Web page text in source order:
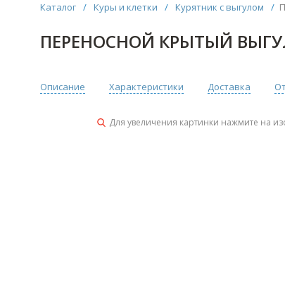
Каталог / Куры и клетки / Курятник с выгулом /
ПЕРЕНОСНОЙ КРЫТЫЙ
Описание Характеристики Доставка
Для увеличения картинки нажмите на